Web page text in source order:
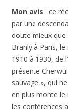
Mon avis : ce
par une
doute mieux que
Branly à Paris, le
1910 à 1930, de
présente
sauvage », qui
en plus monte le
les conférences